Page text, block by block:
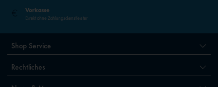
Vorkasse
Direkt ohne Zahlungsdienstleister
Shop Service
Rechtliches